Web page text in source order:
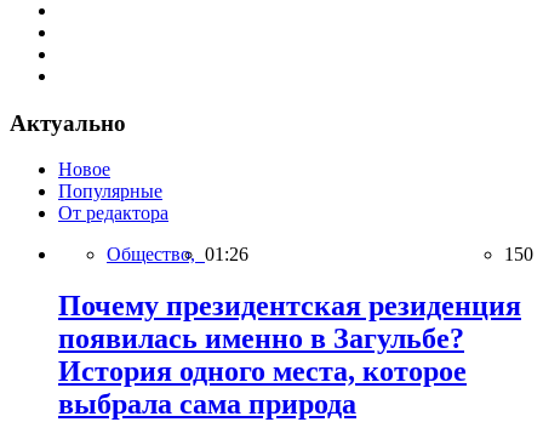
Актуально
Новое
Популярные
От редактора
Общество, 01:26 150
Почему президентская резиденция
появилась именно в Загульбе?
История одного места, которое
выбрала сама природа